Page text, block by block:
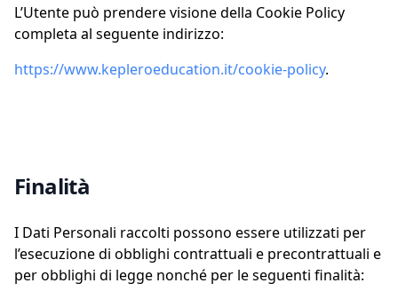
L’Utente può prendere visione della Cookie Policy
completa al seguente indirizzo:
https://www.kepleroeducation.it/cookie-policy.
Finalità
I Dati Personali raccolti possono essere utilizzati per
l’esecuzione di obblighi contrattuali e precontrattuali e
per obblighi di legge nonché per le seguenti finalità: